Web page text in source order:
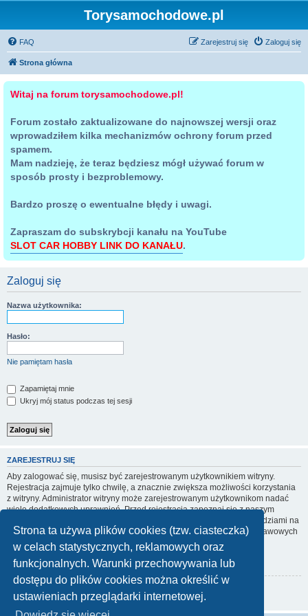
Strona ta używa plików cookies (tzw. ciasteczka)
w celach statystycznych, reklamowych oraz
funkcjonalnych. Warunki przechowywania lub
dostępu do plików cookies można określić w
ustawieniach przeglądarki internetowej.
Torysamochodowe.pl
FAQ Zaloguj się
Zarejestruj się
Strona główna
Witaj na forum torysamochodowe.pl!
Forum zostało zaktualizowane do najnowszej wersji oraz
wprowadziłem kilka mechanizmów ochrony forum przed
spamem.
Mam nadzieję, że teraz będziesz mógł używać forum w
sposób prosty i bezproblemowy.
Bardzo proszę o ewentualne błędy i uwagi.
Zapraszam do subskrybcji kanału na YouTube
SLOT CAR HOBBY LINK DO KANAŁU.
Zaloguj się
Nazwa użytkownika:
Hasło:
Nie pamiętam hasła
Zapamiętaj mnie
Ukryj mój status podczas tej sesji
ZAREJESTRUJ SIĘ
Aby zalogować się, musisz być zarejestrowanym użytkownikiem witryny.
Rejestracja zajmuje tylko chwilę, a znacznie zwiększa możliwości korzystania
z witryny. Administrator witryny może zarejestrowanym użytkownikom nadać
wiele dodatkowych uprawnień. Przed rejestracją zapoznaj się z naszym
regulaminem, zasadami ochrony danych osobowych oraz z odpowiedziami na
często zadawane pytania (FAQ), gdzie jest wyjaśnionych wiele podstawowych
zagadnień dotyczących funkcjonowania witryny.
Regulamin|Zasady ochrony danych osobowych
Zarejestruj się